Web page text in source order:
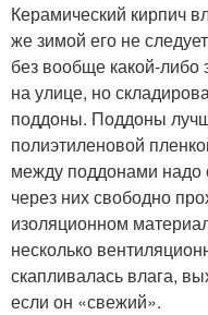
Керамический кирпич
же зимой его не
без вообще какой-
на улице, но
поддоны. Поддоны
полиэтиленовой
между поддонами надо
через них свободно
изоляционном
несколько
скапливалась влага,
если он «свежий».